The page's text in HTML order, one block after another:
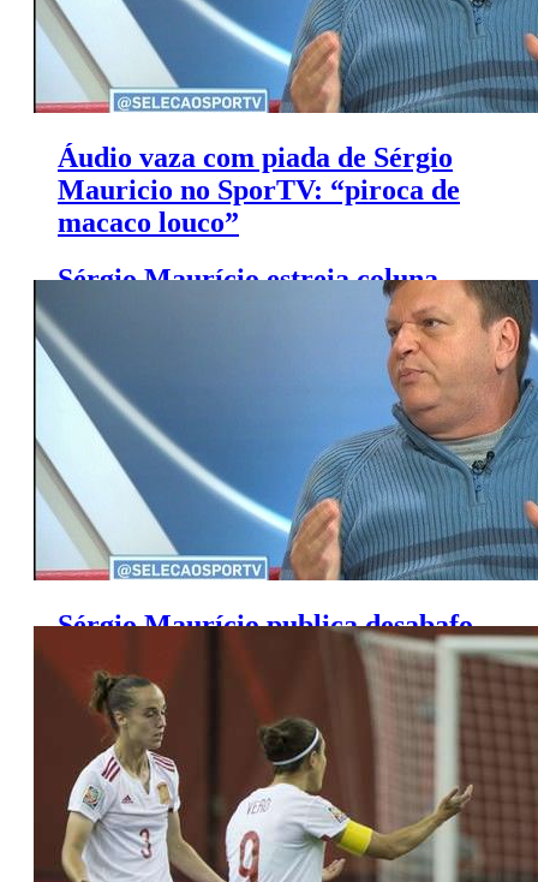
Áudio vaza com piada de Sérgio
Mauricio no SporTV: “piroca de
macaco louco”
Sérgio Maurício estreia coluna
Sérgio Maurício publica desabafo
e desativa conta em rede social